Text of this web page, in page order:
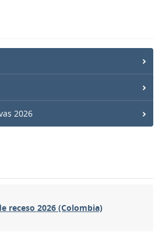
2026
receso 2026 (Colombia)